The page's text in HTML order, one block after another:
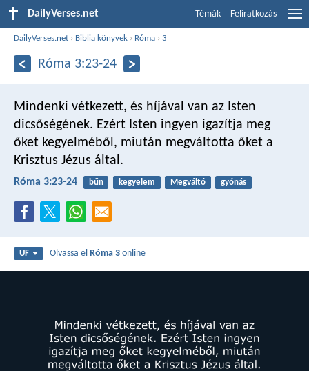
DailyVerses.net Témák Feliratkozás
DailyVerses.net › Biblia könyvek › Róma ›3
Róma 3:23-24
Mindenki vétkezett, és híjával van az Isten
dicsőségének. Ezért Isten ingyen igazítja meg
őket kegyelméből, miután megváltotta őket a
Krisztus Jézus által.
Róma 3:23-24 bűn kegyelem Megváltó gyónás
UF Olvassa elRóma 3 online